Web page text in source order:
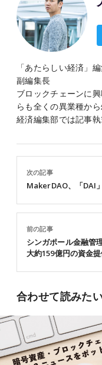
「あたらしい経済」
副編集長
ブロックチェーンに
らも全くの異業種か
経済編集部では記事
前の記事
シンガポール金融管
大約159億円の資金
次の記事
MakerDAO、「DAI
合わせて読みた